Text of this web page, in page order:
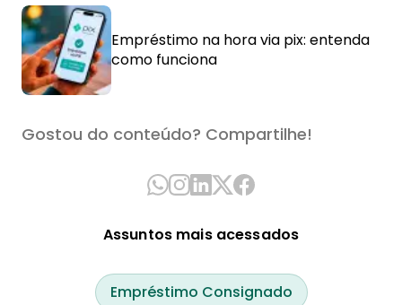
Empréstimo na hora via pix: entenda
como funciona
Gostou do conteúdo? Compartilhe!
Assuntos mais acessados
Empréstimo Consignado